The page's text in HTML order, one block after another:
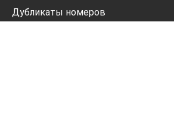
Дубликаты номеров